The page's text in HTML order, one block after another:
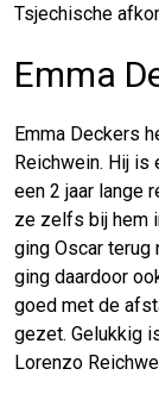
Tsjechische
Emma
Emma Deckers
Reichwein. Hij is
een 2 jaar lange
ze zelfs bij hem
ging Oscar terug
ging daardoor
goed met de
gezet. Gelukkig
Lorenzo